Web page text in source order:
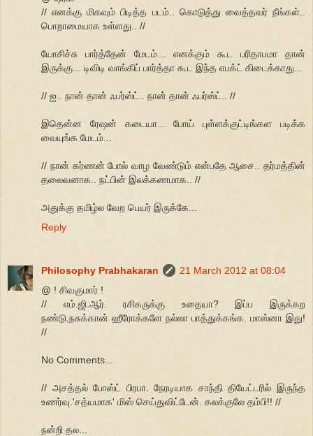
// எனக்கு மிகவும் பிடித்த படம்.. கொடுத்து வைத்தவர் நீங்கள்..
பொறாமையாக உள்ளது.. //
யோசிச்சு பார்த்தேன் மேடம்... எனக்கும் கூட பரிதாபமா தான்
இருக்கு... டிவிடி வாங்கிப் பார்த்தா கூட இந்த எபக்ட் கிடைக்காது...
// ஐ.. நான் தான் ஃபர்ஸ்ட்.. நான் தான் ஃபர்ஸ்ட்.. //
இதென்ன ரேஷன் கடையா... போய் புள்ளக்குட்டிங்கள படிக்க
வையுங்க மேடம்...
// நான் கர்ணன் போல் வாழ வேண்டும் என்பதே ஆசை.. தர்மத்தின்
தலைவனாக.. நட்பின் இலக்கணமாக.. //
அதுக்கு தமிழ்ல வேற பெயர் இருக்கே...
Reply
Philosophy Prabhakaran
21 March 2012 at 08:04
@ ! சிவகுமார் !
// எம்.ஜி.ஆர். ரசிகருக்கு உதையா? இப்ப இருக்கற
நண்டு,நசுக்கான் ஹீரோக்களே நல்லா பாத்துக்கங்க. மாஸ்னா இது!
//
No Comments...
// அசத்தல் போஸ்ட் பிரபா. நேரடியாக சாந்தி தியேட்டரில் இருந்த
உணர்வு.'சத்யமாக' மிஸ் செய்துவிட்டேன். கலக்குலே தம்பி!! //
நன்றி தல...